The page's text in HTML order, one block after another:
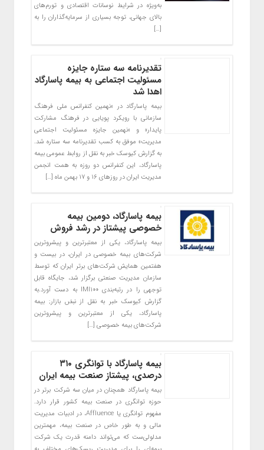
به‌ویژه در شرایط نوسانات اقتصادی و تورم‌های
بالای جهانی، توجه بسیاری از سرمایه‌گذاران را به
[…]
تقدیرنامه سه ستاره جایزه
مسئولیت اجتماعی به بیمه پاسارگاد
اهدا شد
بیمه پاسارگاد در «نهمین کنفرانس ملی فرهنگ
سازمانی با رویکرد پویایی در فرهنگ مشارکت
پایدار» و «نهمین جایزه مسئولیت اجتماعی
مدیریت» موفق به کسب تقدیرنامه سه ستاره شد.
به گزارش کیوسک خبر به نقل از روابط عمومی بیمه
پاسارگاد، این کنفرانس دو روزه به همت انجمن
مدیریت ایران در روزهای ۱۶ و ۱۷ بهمن ماه […]
بیمه پاسارگاد، دومین بیمه
خصوصی پیشتاز در رشد فروش
بیمه پاسارگاد، یکی از معتبرترین و پیشروترین
شرکت‌های بیمه خصوصی در ایران، در بیست و
هفتمین همایش شرکت‌های برتر ایران که توسط
سازمان مدیریت صنعتی برگزار شد، جایگاه قابل
توجهی را در رتبه‌بندی IMI100 به دست آورد.به
گزارش کیوسک خبر به نقل از نبض بازار; بیمه
پاسارگاد، یکی از معتبرترین و پیشروترین
شرکت‌های بیمه خصوصی […]
بیمه پاسارگاد با توانگری ۳۱۰
درصدی، پیشتاز صنعت بیمه ایران
بیمه پاسارگاد همچنان در میان سه شرکت برتر در
حوزه توانگری در صنعت بیمه کشور قرار دارد.
مفهوم توانگری یا Affluence، در ادبیات مدیریت
مالی و به طور خاص در صنعت بیمه، مهمترین
مدلولی‌ست که می‌تواند دامنه قدرت یک شرکت